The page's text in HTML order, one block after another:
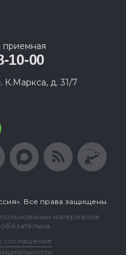
10-00
К.Маркса, д. 31/7
Все права защищены.
материалов
соглашение